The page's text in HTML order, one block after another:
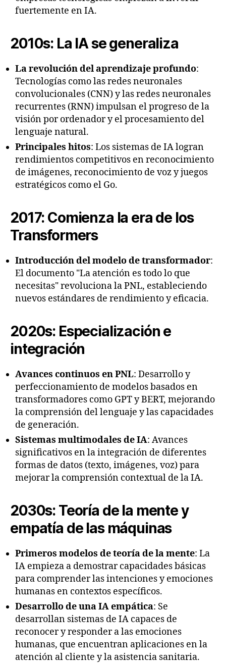
fuertemente en IA.
2010s: La IA se generaliza
La revolución del aprendizaje profundo:
Tecnologías como las redes neuronales
convolucionales (CNN) y las redes neuronales
recurrentes (RNN) impulsan el progreso de la
visión por ordenador y el procesamiento del
lenguaje natural.
Principales hitos: Los sistemas de IA logran
rendimientos competitivos en reconocimiento
de imágenes, reconocimiento de voz y juegos
estratégicos como el Go.
2017: Comienza la era de los
Transformers
Introducción del modelo de transformador:
El documento "La atención es todo lo que
necesitas" revoluciona la PNL, estableciendo
nuevos estándares de rendimiento y eficacia.
2020s: Especialización e
integración
Avances continuos en PNL: Desarrollo y
perfeccionamiento de modelos basados en
transformadores como GPT y BERT, mejorando
la comprensión del lenguaje y las capacidades
de generación.
Sistemas multimodales de IA: Avances
significativos en la integración de diferentes
formas de datos (texto, imágenes, voz) para
mejorar la comprensión contextual de la IA.
2030s: Teoría de la mente y
empatía de las máquinas
Primeros modelos de teoría de la mente: La
IA empieza a demostrar capacidades básicas
para comprender las intenciones y emociones
humanas en contextos específicos.
Desarrollo de una IA empática: Se
desarrollan sistemas de IA capaces de
reconocer y responder a las emociones
humanas, que encuentran aplicaciones en la
atención al cliente y la asistencia sanitaria.